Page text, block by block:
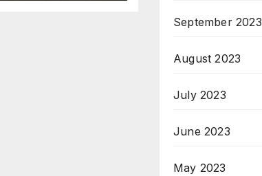
September 2023
August 2023
July 2023
June 2023
May 2023